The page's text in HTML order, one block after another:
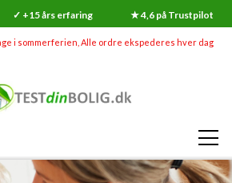
✓ +15 års erfaring ★ 4,6 på Trustpilot
i sommerferien, Alle ordre ekspederes hver dag